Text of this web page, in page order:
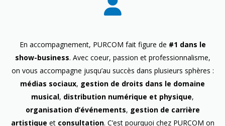
En accompagnement, PURCOM fait figure de #1 dans le
show-business. Avec coeur, passion et professionnalisme,
on vous accompagne jusqu’au succès dans plusieurs sphères :
médias sociaux, gestion de droits dans le domaine
musical, distribution numérique et physique,
organisation d’événements, gestion de carrière
artistique etconsultation. C’est pourquoi chez PURCOM on